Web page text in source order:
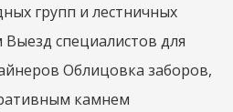
групп и лестничных
специалистов для
Облицовка заборов,
камнем